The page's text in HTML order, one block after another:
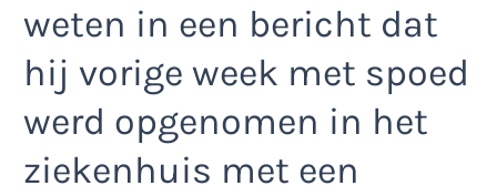
weten in een bericht dat
hij vorige week met spoed
werd opgenomen in het
ziekenhuis met een